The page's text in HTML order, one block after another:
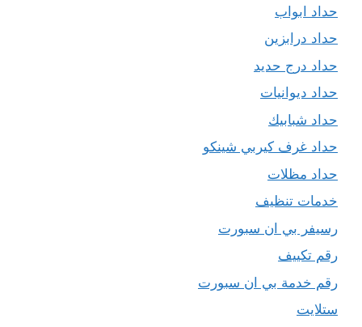
حداد ابواب
حداد درابزين
حداد درج حديد
حداد ديوانيات
حداد شبابيك
حداد غرف كيربي شينكو
حداد مظلات
خدمات تنظيف
رسيفر بي ان سبورت
رقم تكييف
رقم خدمة بي ان سبورت
ستلايت